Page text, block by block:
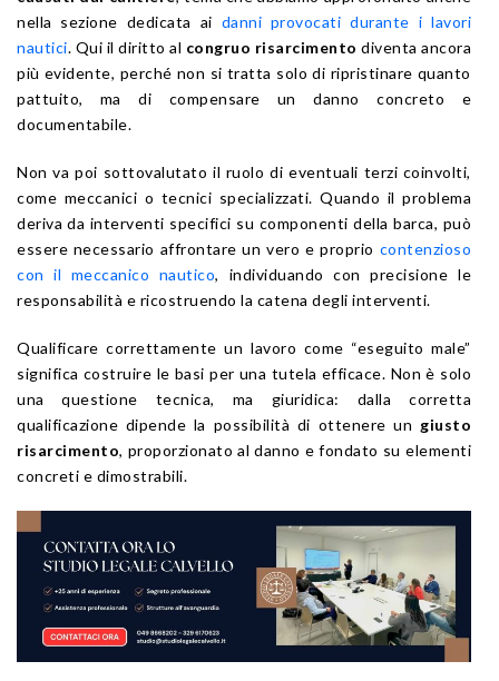
nella sezione dedicata ai danni provocati durante i lavori
nautici. Qui il diritto al congruo risarcimento diventa ancora
più evidente, perché non si tratta solo di ripristinare quanto
pattuito, ma di compensare un danno concreto e
documentabile.
Non va poi sottovalutato il ruolo di eventuali terzi coinvolti,
come meccanici o tecnici specializzati. Quando il problema
deriva da interventi specifici su componenti della barca, può
essere necessario affrontare un vero e proprio contenzioso
con il meccanico nautico, individuando con precisione le
responsabilità e ricostruendo la catena degli interventi.
Qualificare correttamente un lavoro come “eseguito male”
significa costruire le basi per una tutela efficace. Non è solo
una questione tecnica, ma giuridica: dalla corretta
qualificazione dipende la possibilità di ottenere un giusto
risarcimento, proporzionato al danno e fondato su elementi
concreti e dimostrabili.